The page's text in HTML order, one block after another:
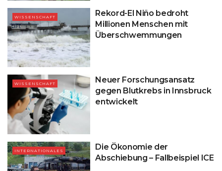
WISSENSCHAFT
Rekord-El Niño bedroht
Millionen Menschen mit
Überschwemmungen
WISSENSCHAFT
Neuer Forschungsansatz
gegen Blutkrebs in Innsbruck
entwickelt
INTERNATIONALES
Die Ökonomie der
Abschiebung – Fallbeispiel ICE